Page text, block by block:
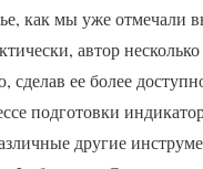
как мы уже отмечали
автор
сделав ее более
подготовки
другие